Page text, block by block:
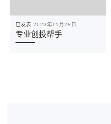
已发表 2023年11月28日
专业创投帮手